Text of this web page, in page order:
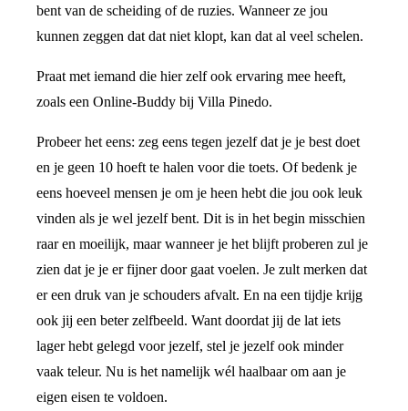
bent van de scheiding of de ruzies. Wanneer ze jou
kunnen zeggen dat dat niet klopt, kan dat al veel schelen.
Praat met iemand die hier zelf ook ervaring mee heeft,
zoals een Online-Buddy bij Villa Pinedo.
Probeer het eens: zeg eens tegen jezelf dat je je best doet
en je geen 10 hoeft te halen voor die toets. Of bedenk je
eens hoeveel mensen je om je heen hebt die jou ook leuk
vinden als je wel jezelf bent. Dit is in het begin misschien
raar en moeilijk, maar wanneer je het blijft proberen zul je
zien dat je je er fijner door gaat voelen. Je zult merken dat
er een druk van je schouders afvalt. En na een tijdje krijg
ook jij een beter zelfbeeld. Want doordat jij de lat iets
lager hebt gelegd voor jezelf, stel je jezelf ook minder
vaak teleur. Nu is het namelijk wél haalbaar om aan je
eigen eisen te voldoen.